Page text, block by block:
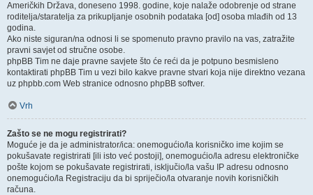
Američkih Država, doneseno 1998. godine, koje nalaže odobrenje od strane
roditelja/staratelja za prikupljanje osobnih podataka [od] osoba mlađih od 13
godina.
Ako niste siguran/na odnosi li se spomenuto pravno pravilo na vas, zatražite
pravni savjet od stručne osobe.
phpBB Tim ne daje pravne savjete što će reći da je potpuno besmisleno
kontaktirati phpBB Tim u vezi bilo kakve pravne stvari koja nije direktno vezana
uz phpbb.com Web stranice odnosno phpBB softver.
Vrh
Zašto se ne mogu registrirati?
Moguće je da je administrator/ica: onemogućio/la korisničko ime kojim se
pokušavate registrirati [ili isto već postoji], onemogućio/la adresu elektroničke
pošte kojom se pokušavate registrirati, isključio/la vašu IP adresu odnosno
onemogućio/la Registraciju da bi spriječio/la otvaranje novih korisničkih
računa.